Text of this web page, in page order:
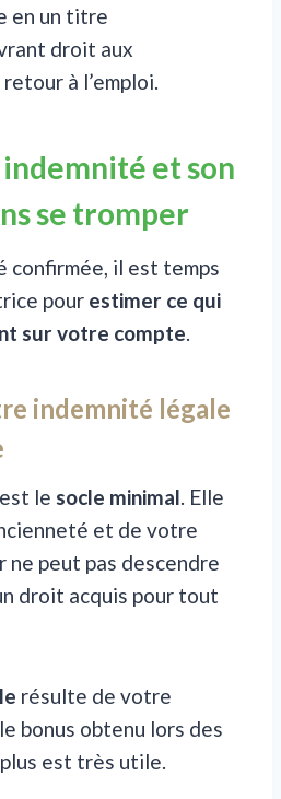
en un titre
droit aux
à l’emploi.
et son
se tromper
confirmée, il est temps
pour estimer ce qui
sur votre compte.
indemnité légale
le socle minimal. Elle
et de votre
ne peut pas descendre
droit acquis pour tout
résulte de votre
bonus obtenu lors des
est très utile.